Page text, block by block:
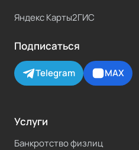
Яндекс Карты2ГИС
Подписаться
Telegram MAX
Услуги
Банкротство физлиц